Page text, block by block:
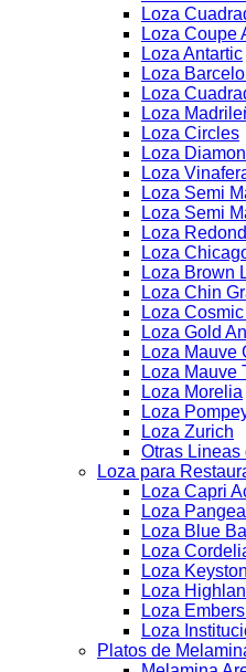
Loza
Loza Coupe
Loza Antartic
Loza
Loza
Loza
Loza Circles
Loza
Loza
Loza Semi
Loza Semi
Loza
Loza
Loza Brown
Loza Chin
Loza
Loza Gold
Loza Mauve
Loza Mauve
Loza Morelia
Loza
Loza Zurich
Otras Lineas
Loza para
Loza Capri
Loza
Loza Blue
Loza
Loza
Loza
Loza
Loza
Platos de